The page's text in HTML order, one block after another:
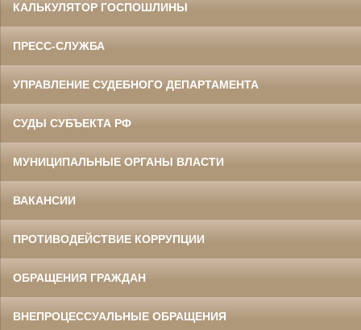
КАЛЬКУЛЯТОР ГОСПОШЛИНЫ
ПРЕСС-СЛУЖБА
УПРАВЛЕНИЕ СУДЕБНОГО ДЕПАРТАМЕНТА
СУДЫ СУБЪЕКТА РФ
МУНИЦИПАЛЬНЫЕ ОРГАНЫ ВЛАСТИ
ВАКАНСИИ
ПРОТИВОДЕЙСТВИЕ КОРРУПЦИИ
ОБРАЩЕНИЯ ГРАЖДАН
ВНЕПРОЦЕССУАЛЬНЫЕ ОБРАЩЕНИЯ